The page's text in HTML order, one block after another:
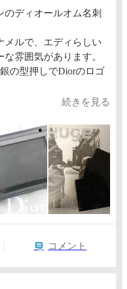
のディオールオム名刺
メルで、エディらしい
雰囲気があります。
の型押しでDiorのロゴ
続きを見る
コメント